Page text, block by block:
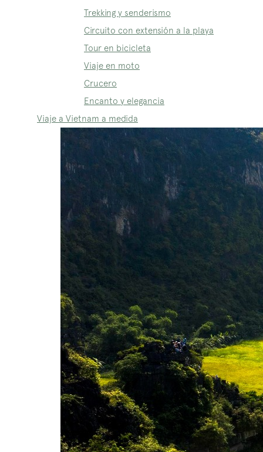
Trekking y senderismo
Circuito con extensión a la playa
Tour en bicicleta
Viaje en moto
Crucero
Encanto y elegancia
Viaje a Vietnam a medida